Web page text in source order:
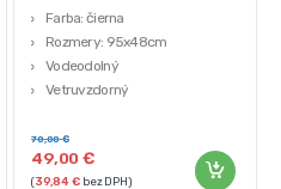
Farba: čierna
Rozmery: 95x48cm
Vodeodolný
Vetruvzdorný
49,00€
70,00€
(39,84€bez DPH)